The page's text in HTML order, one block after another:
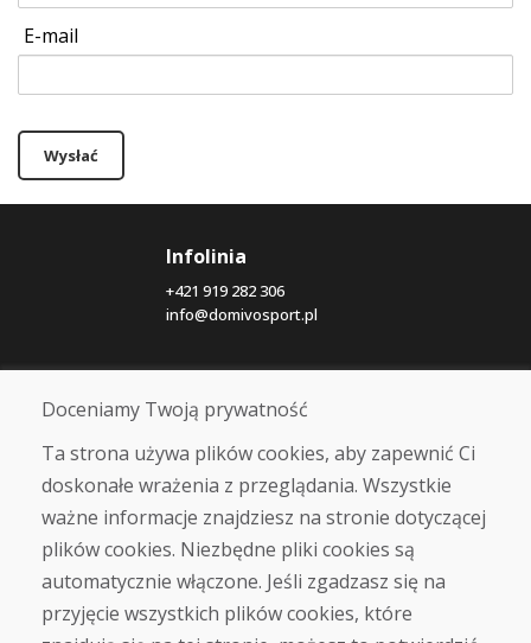
E-mail
Wysłać
Infolinia
+421 919 282 306
info@domivosport.pl
O nas
Blog
Sklep
Kontakt
Zakup
Sklep internetowy
Warunki handlowe
Transport
Doceniamy Twoją prywatność
Ta strona używa plików cookies, aby zapewnić Ci
doskonałe wrażenia z przeglądania. Wszystkie
ważne informacje znajdziesz na stronie dotyczącej
plików cookies. Niezbędne pliki cookies są
automatycznie włączone. Jeśli zgadzasz się na
przyjęcie wszystkich plików cookies, które